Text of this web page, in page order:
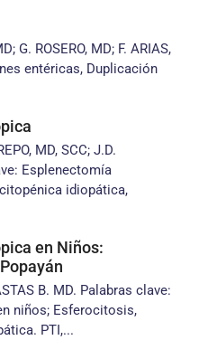
G. ROSERO, MD; F. ARIAS,
entéricas, Duplicación
MD, SCC; J.D.
Esplenectomía
idiopática,
en Niños:
B. MD. Palabras clave:
niños; Esferocitosis,
PTI,...